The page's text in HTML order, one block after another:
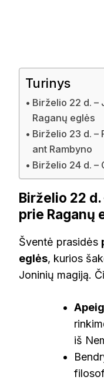
Turinys
Birželio 22 d.
Raganų eglės
Birželio 23 d. –
ant Rambyno
Birželio 24 d. –
Birželio 22
prie Raganų
Šventė prasidės
eglės, kurios
Joninių magiją.
iš